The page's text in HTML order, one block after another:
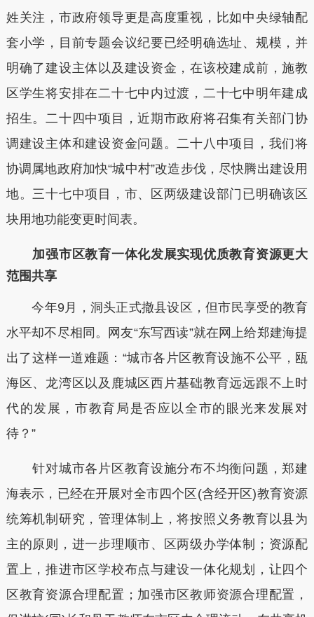
姓关注，市政府领导更是高度重视，比如中央绿轴配
套小学，目前专题会议纪要已经明确选址、规模，并
明确了建设主体以及建设资金，在该校建成前，施教
区学生将安排在二十七中内过渡，二十七中明年建成
招生。二十四中项目，近期市政府将召集有关部门协
调建设主体和建设资金问题。二十八中项目，我们将
协调属地政府加快“城中村”改造步伐，尽快腾出建设用
地。三十七中项目，市、区两级建设部门已明确该区
块用地功能变更时间表。
加强市区教育一体化发展实现优质教育资源更大
范围共享
今年9月，洞头正式撤县设区，但市民享受的教育
水平却不尽相同。网友“东写西读”就在网上给郑建海提
出了这样一道难题：“城市各片区教育设施不公平，瓯
海区、龙湾区以及鹿城区西片基础教育远远跟不上时
代的发展，市教育局是否应以全市的眼光来发展对
待？”
针对城市各片区教育设施分布不均衡问题，郑建
海表示，已经在开展对全市四个区(含经开区)教育资源
统筹机制研究，管理体制上，将按照义务教育以县为
主的原则，进一步理顺市、区两级办学体制；资源配
置上，推进市区学校布点与建设一体化规划，让四个
区教育资源合理配置；加强市区教师资源合理配置，